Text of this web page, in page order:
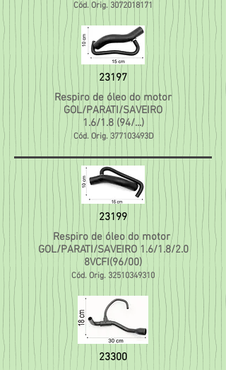
Cód. Orig. 3072018171
23197
Respiro de óleo do motor
GOL/PARATI/SAVEIRO
1.6/1.8 (94/...)
Cód. Orig. 377103493D
23199
Respiro de óleo do motor
GOL/PARATI/SAVEIRO 1.6/1.8/2.0
8VCFI(96/00)
Cód. Orig. 32510349310
23300